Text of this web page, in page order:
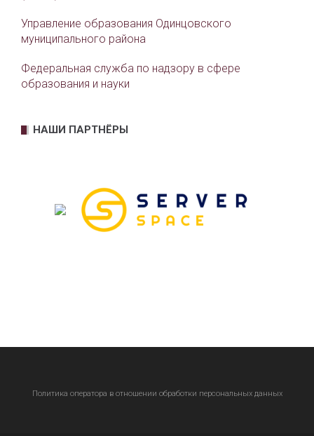
Управление образования Одинцовского
муниципального района
Федеральная служба по надзору в сфере
образования и науки
НАШИ ПАРТНЁРЫ
Политика оператора в отношении обработки персональных данных